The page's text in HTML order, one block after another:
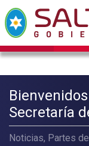
Secretaría
Noticias, Partes